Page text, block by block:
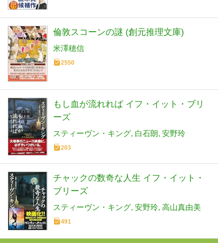
倫敦スコーンの謎 (創元推理文庫)
米澤穂信
2550
もし血が流れれば イフ・イット・ブリ
ーズ
スティーヴン・キング 白石朗 安野玲
203
チャックの数奇な人生 イフ・イット・
ブリーズ
スティーヴン・キング 安野玲 高山真由美
491